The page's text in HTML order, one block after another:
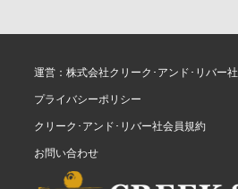
運営：株式会社クリーク･アンド･リバー社
プライバシーポリシー
クリーク･アンド･リバー社会員規約
お問い合わせ